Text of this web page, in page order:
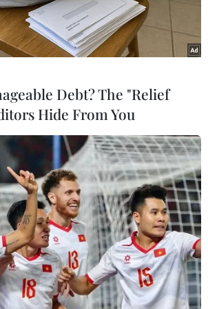
(Nguồn: YouTube)
đình đám của Hàn Quốc BTS
khi tuần thứ 4 liên tiếp duy trì
bảng xếp hạng đĩa đơn "Hot
(Mỹ) với“Butter"- ca khúc
phát hành ngày 21/5 vừa
Debt? The "Relief
Hide From You